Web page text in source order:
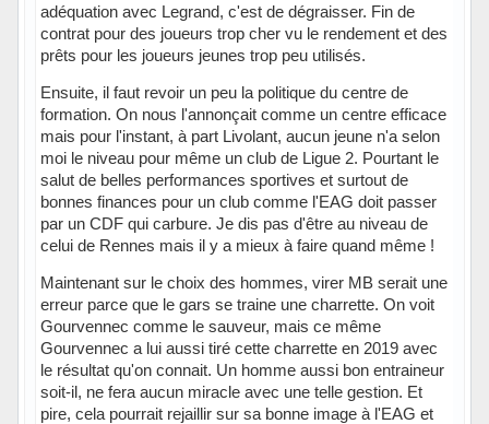
adéquation avec Legrand, c'est de dégraisser. Fin de
contrat pour des joueurs trop cher vu le rendement et des
prêts pour les joueurs jeunes trop peu utilisés.
Ensuite, il faut revoir un peu la politique du centre de
formation. On nous l'annonçait comme un centre efficace
mais pour l'instant, à part Livolant, aucun jeune n'a selon
moi le niveau pour même un club de Ligue 2. Pourtant le
salut de belles performances sportives et surtout de
bonnes finances pour un club comme l'EAG doit passer
par un CDF qui carbure. Je dis pas d'être au niveau de
celui de Rennes mais il y a mieux à faire quand même !
Maintenant sur le choix des hommes, virer MB serait une
erreur parce que le gars se traine une charrette. On voit
Gourvennec comme le sauveur, mais ce même
Gourvennec a lui aussi tiré cette charrette en 2019 avec
le résultat qu'on connait. Un homme aussi bon entraineur
soit-il, ne fera aucun miracle avec une telle gestion. Et
pire, cela pourrait rejaillir sur sa bonne image à l'EAG et